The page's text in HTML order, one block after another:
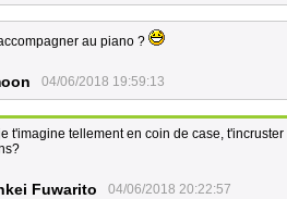
au piano ?
04/06/2018 19:59:13
t'imagine tellement en coin de case,
Fuwarito 04/06/2018 20:22:57